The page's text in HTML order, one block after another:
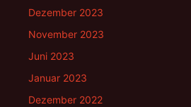
Dezember 2023
November 2023
Juni 2023
Januar 2023
Dezember 2022